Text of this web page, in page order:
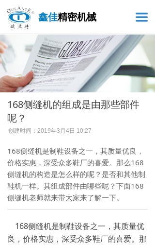
끀
鑫佳精密机械
168侧缝机的组成是由那些部件
呢？
创建时间： 2019年3月4日 10:27
168侧缝机是制鞋设备之一，其质量优良，
价格实惠，深受众多鞋厂的喜爱。那么168
侧缝机的构造是怎么样的呢？是否和其他制
鞋机一样。其组成部件由哪些呢？下面168
侧缝机老师就来带大家来了解一下。
168侧缝机是制鞋设备之一，其质量优
良，价格实惠，深受众多鞋厂的喜爱。那